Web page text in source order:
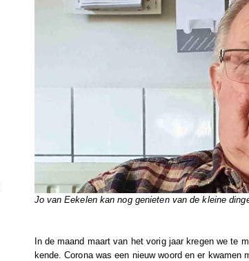
Jo van Eekelen kan nog genieten van de kleine
In de maand maart van het vorig jaar kregen we te
kende. Corona was een nieuw woord en er